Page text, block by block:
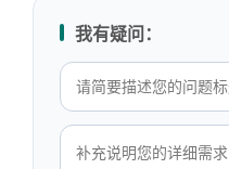
我有疑问：